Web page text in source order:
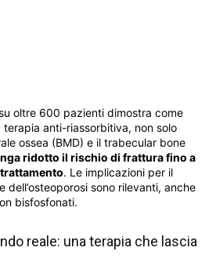
oltre 600 pazienti dimostra come
anti-riassorbitiva, non solo
ossea (BMD) e il trabecular bone
ridotto il rischio di frattura fino a
. Le implicazioni per il
dell’osteoporosi sono rilevanti, anche
bisfosfonati.
reale: una terapia che lascia